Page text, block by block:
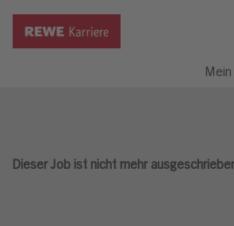
Dieser Job ist nicht mehr